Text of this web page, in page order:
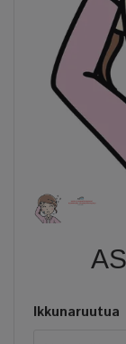
Ikkunaruutua